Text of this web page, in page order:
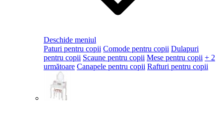
Deschide meniul
Paturi pentru copii Comode pentru copii Dulapuri
pentru copii Scaune pentru copii Mese pentru copii + 2
următoare Canapele pentru copii Rafturi pentru copii